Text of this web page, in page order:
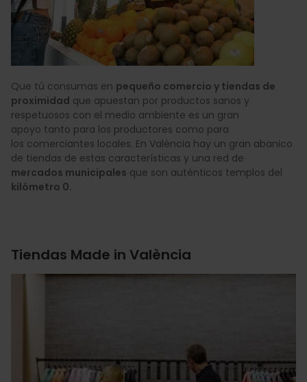
Que tú consumas en pequeño comercio y tiendas de
proximidad que apuestan por productos sanos y
respetuosos con el medio ambiente es un gran
apoyo tanto para los productores como para
los comerciantes locales. En València hay un gran abanico
de tiendas de estas características y una red de
mercados municipales que son auténticos templos del
kilómetro 0.
Tiendas Made in València